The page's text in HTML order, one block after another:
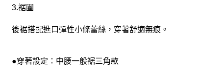
3.裾圍
後裾搭配進口彈性小條蕾絲，穿著舒適無痕。
●穿著設定：中腰一般裾三角款